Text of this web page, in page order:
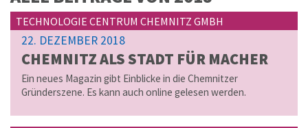
TECHNOLOGIE CENTRUM CHEMNITZ GMBH
22. DEZEMBER 2018
CHEM­NITZ ALS STADT FÜR MA­CHER
Ein neues Magazin gibt Einblicke in die Chemnitzer
Gründerszene. Es kann auch online gelesen werden.